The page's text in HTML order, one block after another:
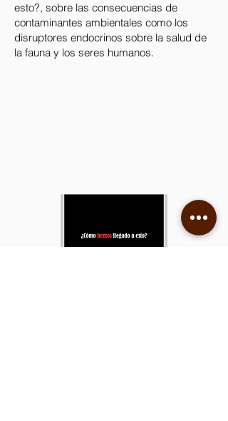
esto?, sobre las consecuencias de
contaminantes ambientales como los
disruptores endocrinos sobre la salud de
la fauna y los seres humanos.